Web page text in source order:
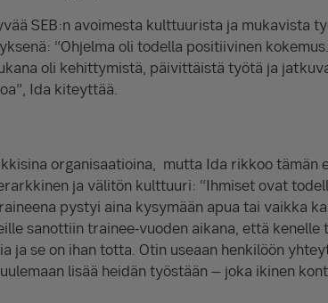
SEB:n avoimesta kulttuurista ja mukavista
“Ohjelma oli todella positiivinen
oli kehittymistä, päivittäistä työtä ja
Ida kiteyttää.
organisaatioina, mutta Ida rikkoo tämän
ja välitön kulttuuri: “Ihmiset ovat
pystyi aina kysymään apua tai vaikka
sanottiin trainee-vuoden aikana, että kenelle
ja se on ihan totta. Otin useaan henkilöön
lisää heidän työstään – joka ikinen